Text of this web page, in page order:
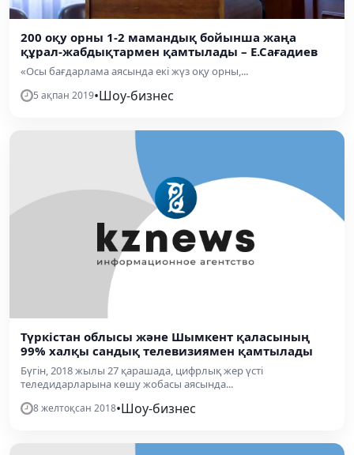
200 оқу орны 1-2 мамандық бойынша жаңа
құрал-жабдықтармен қамтылады – Е.Сағадиев
«Осы бағдарлама аясында екі жүз оқу орны,...
5 ақпан 2019•Шоу-бизнес
Түркістан облысы және Шымкент қаласының
99% халқы сандық телевизиямен қамтылады
Бүгін, 2018 жылы 27 қарашада, цифрлық жер үсті
теледидарларына көшу жобасы аясында...
8 желтоқсан 2018•Шоу-бизнес